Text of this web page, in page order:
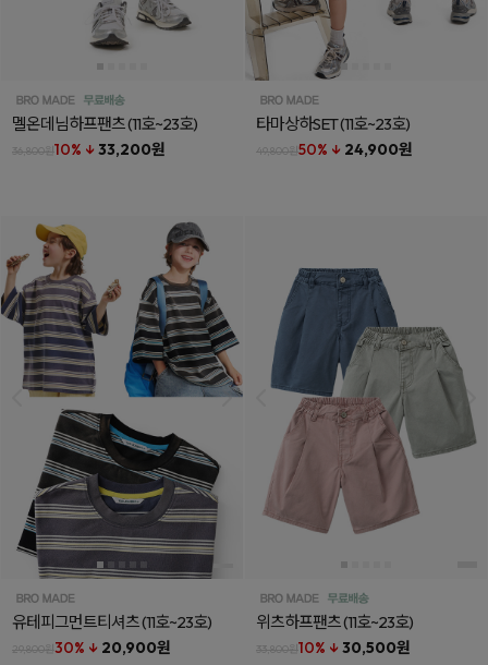
멜온데님하프팬츠(11호~23호)
36,800원10% ↓ 33,200원
타마상하SET(11호~23호)
49,800원50% ↓ 24,900원
유테피그먼트티셔츠(11호~23호)
29,800원30% ↓ 20,900원
위츠하프팬츠(11호~23호)
33,800원10% ↓ 30,500원